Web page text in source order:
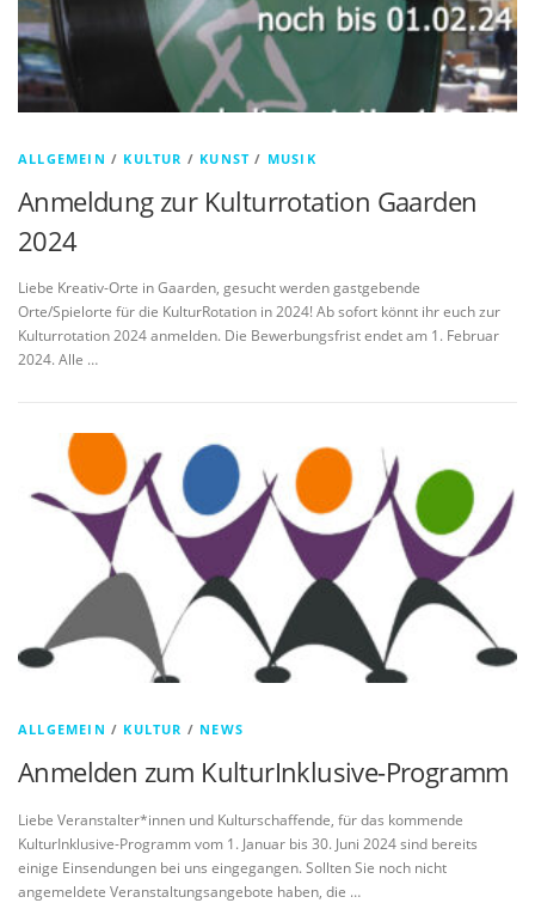
ALLGEMEIN / KULTUR / KUNST / MUSIK
Anmeldung zur Kulturrotation Gaarden
2024
Liebe Kreativ-Orte in Gaarden, gesucht werden gastgebende
Orte/Spielorte für die KulturRotation in 2024! Ab sofort könnt ihr euch zur
Kulturrotation 2024 anmelden. Die Bewerbungsfrist endet am 1. Februar
2024. Alle …
ALLGEMEIN / KULTUR / NEWS
Anmelden zum KulturInklusive-Programm
Liebe Veranstalter*innen und Kulturschaffende, für das kommende
KulturInklusive-Programm vom 1. Januar bis 30. Juni 2024 sind bereits
einige Einsendungen bei uns eingegangen. Sollten Sie noch nicht
angemeldete Veranstaltungsangebote haben, die …